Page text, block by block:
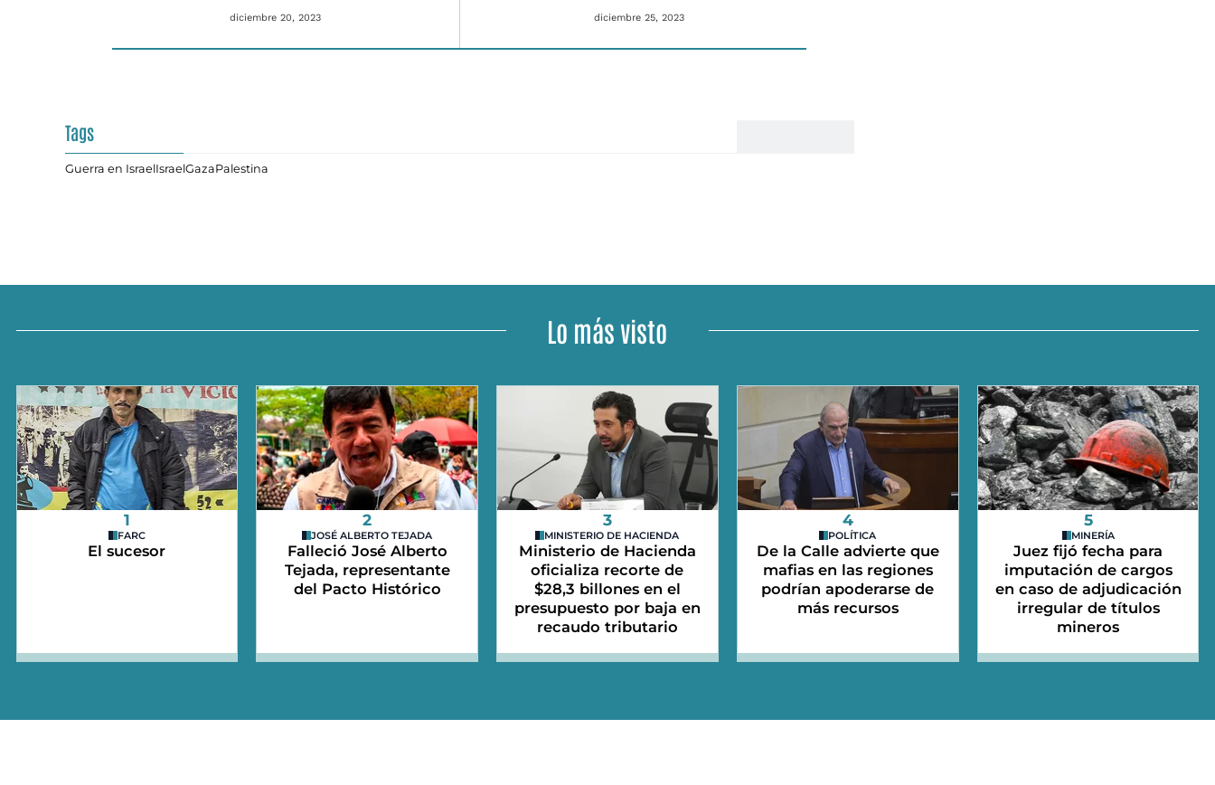
diciembre 20, 2023 diciembre 25, 2023
Tags
Guerra en IsraelIsraelGazaPalestina
Lo más visto
1
FARC
El sucesor
2
JOSÉ ALBERTO TEJADA
Falleció José Alberto
Tejada, representante
del Pacto Histórico
3
MINISTERIO DE HACIENDA
Ministerio de Hacienda
oficializa recorte de
$28,3 billones en el
presupuesto por baja en
recaudo tributario
4
POLÍTICA
De la Calle advierte que
mafias en las regiones
podrían apoderarse de
más recursos
5
MINERÍA
Juez fijó fecha para
imputación de cargos
en caso de adjudicación
irregular de títulos
mineros